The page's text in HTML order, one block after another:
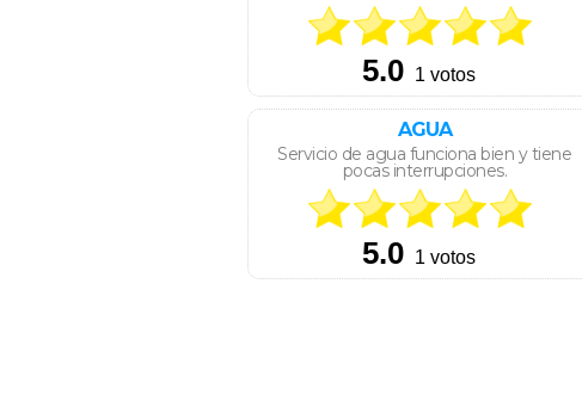
AGUA
Servicio de agua funciona bien y tiene
pocas interrupciones.